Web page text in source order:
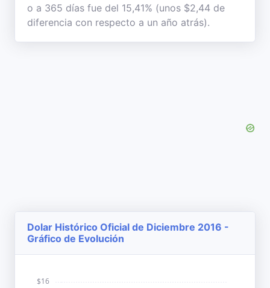
o a 365 días fue del 15,41% (unos $2,44 de
diferencia con respecto a un año atrás).
Dolar Histórico Oficial de Diciembre 2016 -
Gráfico de Evolución